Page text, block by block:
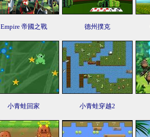
Empire 帝國之戰 德州撲克
小青蛙回家 小青蛙穿越2